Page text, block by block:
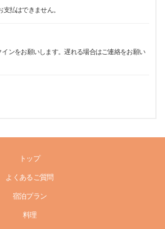
払はできません。
ンをお願いします。遅れる場合はご連絡をお願い
トップ
よくあるご質問
宿泊プラン
料理